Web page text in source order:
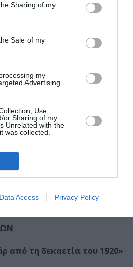
Sharing of my
Sale of my
my
Advertising.
Use,
or Sharing of my
Unrelated with the
was collected.
Data Access Privacy Policy
ΠΑΓΚΡΑΤΙ
τηΦιλαρμονική Ορχήστρα
της Αθήνας
παιδιά ηλικίας από 3 έως 12
πρωτότυπα μουσικά
και χορεύουμε για τις
3312995 (Δευτέρα –
από τη δεκαετία του 1920»